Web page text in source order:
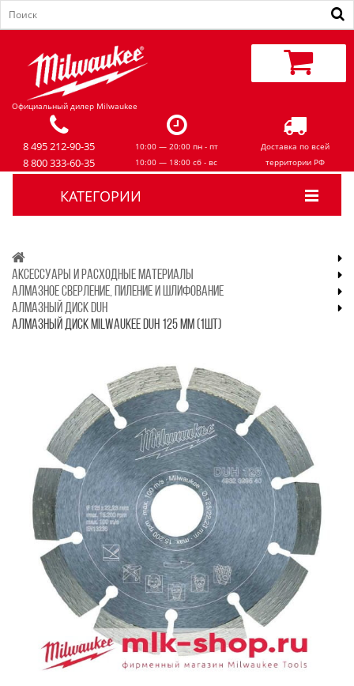
Официальный дилер Milwaukee
8 495 212-90-35
8 800 333-60-35
10:00 — 20:00 пн - пт
10:00 — 18:00 сб - вс
Доставка по всей
территории РФ
КАТЕГОРИИ
АКСЕССУАРЫ И РАСХОДНЫЕ МАТЕРИАЛЫ
АЛМАЗНОЕ СВЕРЛЕНИЕ, ПИЛЕНИЕ И ШЛИФОВАНИЕ
АЛМАЗНЫЙ ДИСК DUH
АЛМАЗНЫЙ ДИСК MILWAUKEE DUH 125 ММ (1ШТ)